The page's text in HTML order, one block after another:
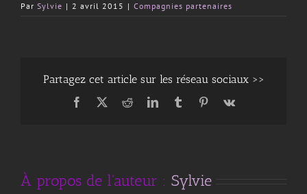
Par Sylvie | 2 avril 2015 | Compagnies partenaires
Partagez cet article sur les réseau sociaux >>
Facebook Reddit LinkedIn
TumblrPinterest
À propos de l'auteur : Sylvie